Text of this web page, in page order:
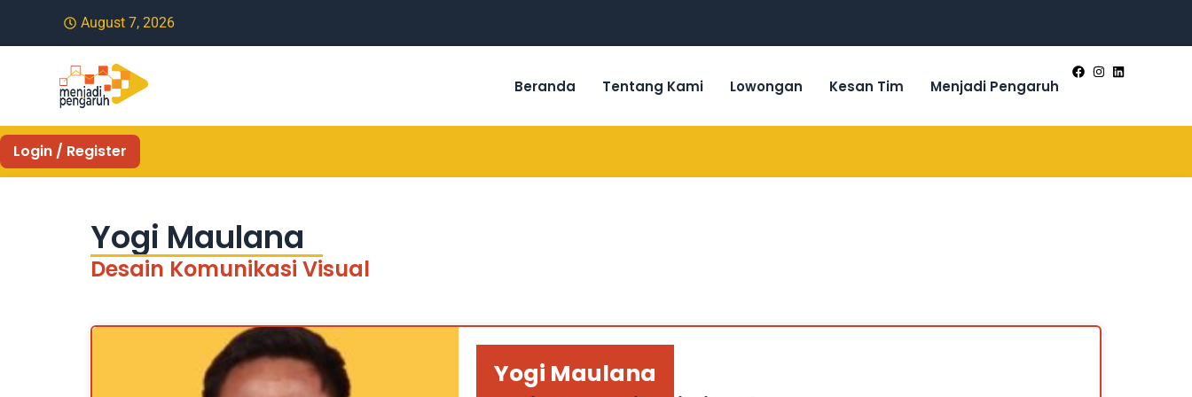
August 7, 2026
Beranda Tentang Kami Lowongan Kesan Tim Menjadi Pengaruh
Login / Register
Yogi Maulana
Desain Komunikasi Visual
Yogi Maulana